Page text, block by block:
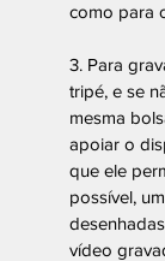
como para
3. Para
tripé, e se
mesma
apoiar o
que ele
possível,
vídeo